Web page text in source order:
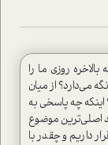
روزی ما را
می‌دارد؟ از میان
اینکه چه پاسخی به
اصلی‌ترین موضوع
داریم و چقدر با